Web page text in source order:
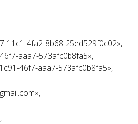
11c1-4fa2-8b68-25ed529f0c02»,
aaa7-573afc0b8fa5»,
46f7-aaa7-573afc0b8fa5»,